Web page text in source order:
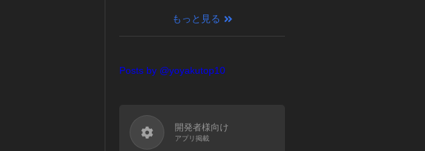
【最新作PICKUP】
もっと見る
Posts by @yoyakutop10
開発者様向け
アプリ掲載